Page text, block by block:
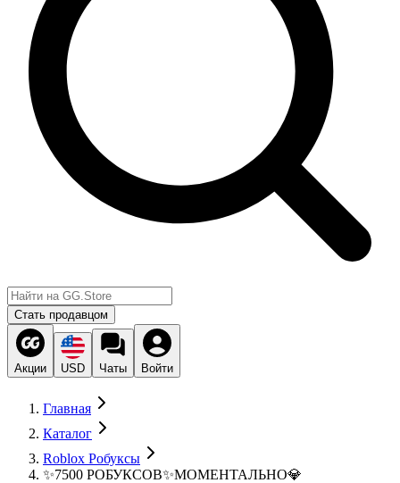
Стать продавцом
Акции USD Чаты Войти
Главная
Каталог
Roblox Робуксы
✨7500 РОБУКСОВ✨МОМЕНТАЛЬНО💎